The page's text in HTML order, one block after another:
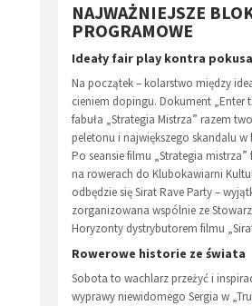
NAJWAŻNIEJSZE
PROGRAMOWE
Ideały fair play kontra
Na początek – kolarstwo między
cieniem dopingu. Dokument „Enter
fabuła „Strategia Mistrza” razem
peletonu i największego skandalu
Po seansie filmu „Strategia mistrza”
na rowerach do Klubokawiarni
odbędzie się Sirat Rave Party –
zorganizowana wspólnie ze
Horyzonty dystrybutorem filmu
Rowerowe historie ze świata
Sobota to wachlarz przeżyć i
wyprawy niewidomego Sergia w